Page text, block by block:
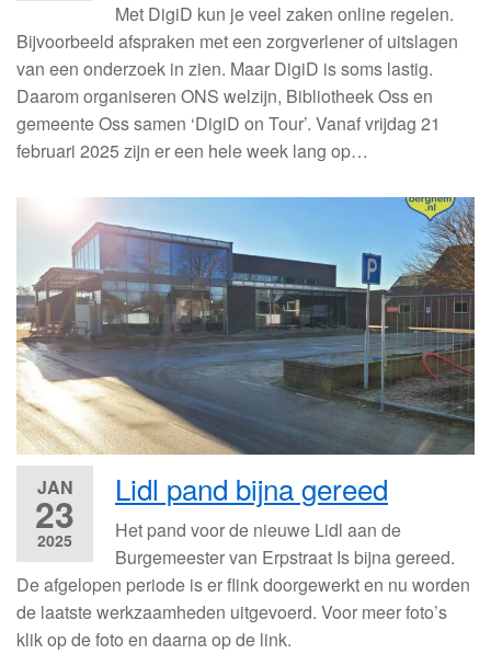
Met DigiD kun je veel zaken online regelen.
Bijvoorbeeld afspraken met een zorgverlener of uitslagen
van een onderzoek in zien. Maar DigiD is soms lastig.
Daarom organiseren ONS welzijn, Bibliotheek Oss en
gemeente Oss samen ‘DigiD on Tour’. Vanaf vrijdag 21
februari 2025 zijn er een hele week lang op…
JAN
23
2025
Lidl pand bijna gereed
Het pand voor de nieuwe Lidl aan de
Burgemeester van Erpstraat Is bijna gereed.
De afgelopen periode is er flink doorgewerkt en nu worden
de laatste werkzaamheden uitgevoerd. Voor meer foto’s
klik op de foto en daarna op de link.